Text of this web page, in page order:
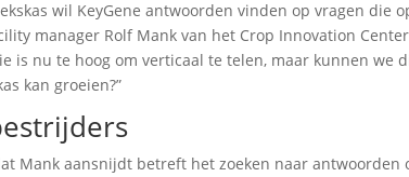
wil KeyGene antwoorden vinden op vragen die
manager Rolf Mank van het Crop Innovation
is nu te hoog om verticaal te telen, maar kunnen we
kan groeien?”
Mank aansnijdt betreft het zoeken naar